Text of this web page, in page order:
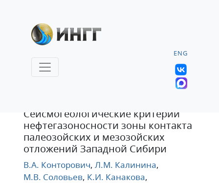
ENG
Сейсмогеологические критерии
нефтегазоносности зоны контакта
палеозойских и мезозойских
отложений Западной Сибири
В.А. Конторович, Л.М. Калинина,
М.В. Соловьев, К.И. Канакова,